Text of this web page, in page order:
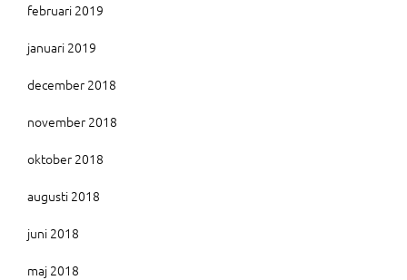
februari 2019
januari 2019
december 2018
november 2018
oktober 2018
augusti 2018
juni 2018
maj 2018